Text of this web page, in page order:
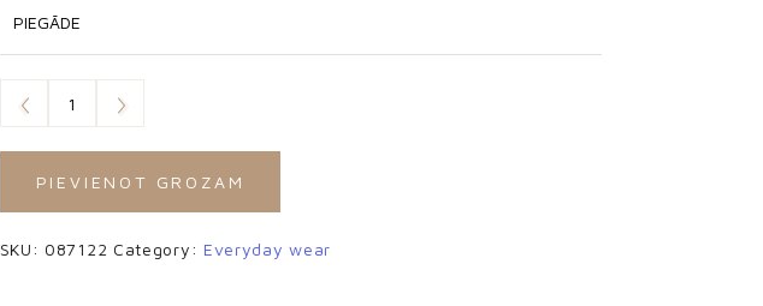
PIEGĀDE
PIEVIENOT GROZAM
SKU: 087122 Category: Everyday wear